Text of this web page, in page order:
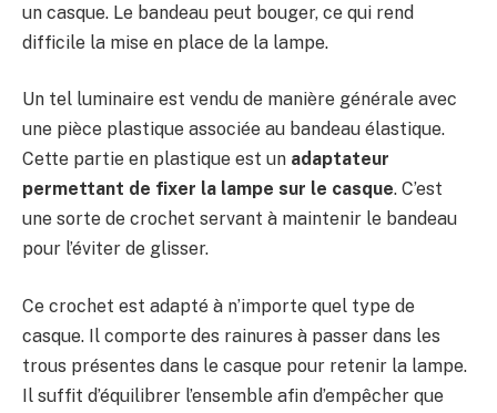
un casque. Le bandeau peut bouger, ce qui rend
difficile la mise en place de la lampe.
Un tel luminaire est vendu de manière générale avec
une pièce plastique associée au bandeau élastique.
Cette partie en plastique est un adaptateur
permettant de fixer la lampe sur le casque. C’est
une sorte de crochet servant à maintenir le bandeau
pour l’éviter de glisser.
Ce crochet est adapté à n’importe quel type de
casque. Il comporte des rainures à passer dans les
trous présentes dans le casque pour retenir la lampe.
Il suffit d’équilibrer l’ensemble afin d’empêcher que